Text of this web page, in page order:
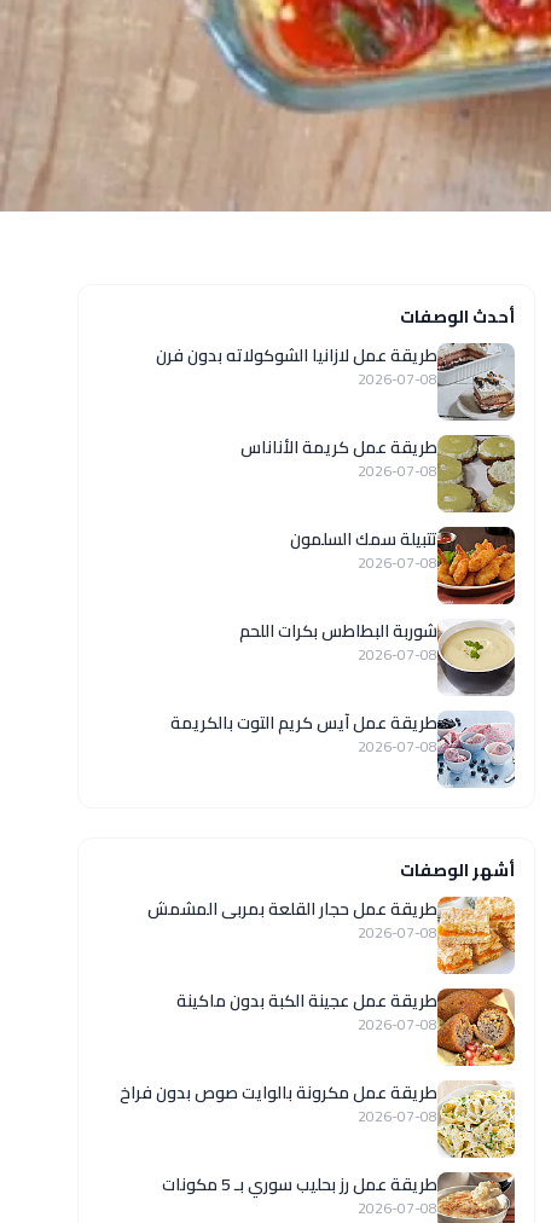
أحدث الوصفات
طريقة عمل لازانيا الشوكولاته بدون فرن
2026-07-08
طريقة عمل كريمة الأناناس
2026-07-08
تتبيلة سمك السلمون
2026-07-08
شوربة البطاطس بكرات اللحم
2026-07-08
طريقة عمل آيس كريم التوت بالكريمة
2026-07-08
أشهر الوصفات
طريقة عمل حجار القلعة بمربى المشمش
2026-07-08
طريقة عمل عجينة الكبة بدون ماكينة
2026-07-08
طريقة عمل مكرونة بالوايت صوص بدون فراخ
2026-07-08
طريقة عمل رز بحليب سوري بـ 5 مكونات
2026-07-08